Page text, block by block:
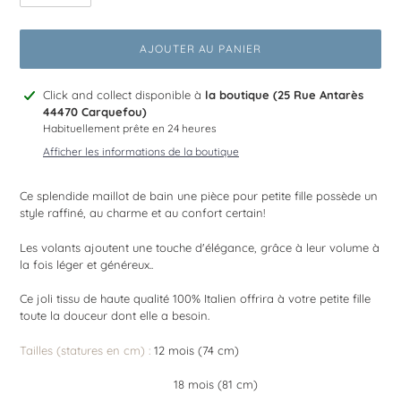
AJOUTER AU PANIER
Ajout
produit
votre
Click and collect disponible à la boutique (25 Rue Antarès
44470 Carquefou)
Habituellement prête en 24 heures
Afficher les informations de la boutique
Ce splendide maillot de bain une pièce pour petite fille possède un
style raffiné, au charme et au confort certain!
Les volants ajoutent une touche d'élégance, grâce à leur volume à
la fois léger et généreux..
Ce joli tissu de haute qualité 100% Italien offrira à votre petite fille
toute la douceur dont elle a besoin.
Tailles (statures en cm) : 12 mois (74 cm)
18 mois (81 cm)